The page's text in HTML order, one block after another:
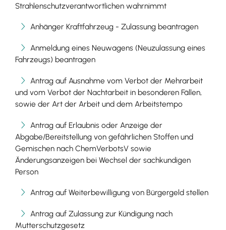
Strahlenschutzverantwortlichen wahrnimmt
Anhänger Kraftfahrzeug - Zulassung beantragen
Anmeldung eines Neuwagens (Neuzulassung eines
Fahrzeugs) beantragen
Antrag auf Ausnahme vom Verbot der Mehrarbeit
und vom Verbot der Nachtarbeit in besonderen Fällen,
sowie der Art der Arbeit und dem Arbeitstempo
Antrag auf Erlaubnis oder Anzeige der
Abgabe/Bereitstellung von gefährlichen Stoffen und
Gemischen nach ChemVerbotsV sowie
Änderungsanzeigen bei Wechsel der sachkundigen
Person
Antrag auf Weiterbewilligung von Bürgergeld stellen
Antrag auf Zulassung zur Kündigung nach
Mutterschutzgesetz